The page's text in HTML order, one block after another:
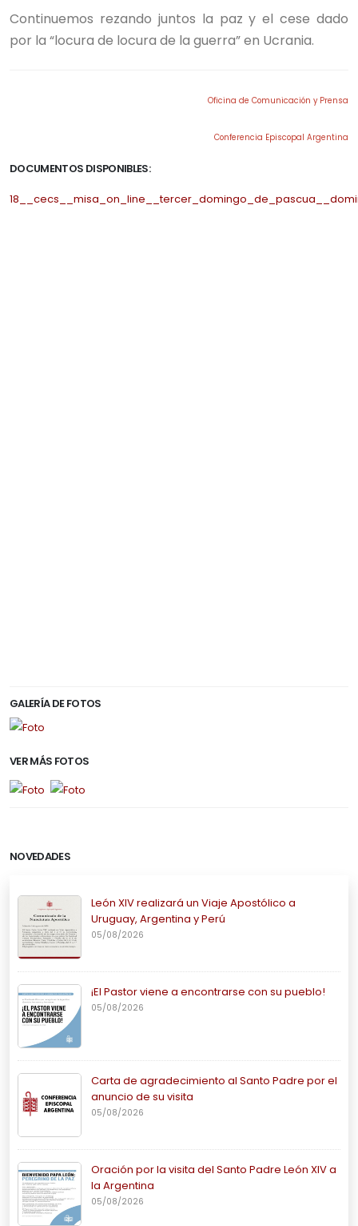
NOVEDADES
León XIV realizará un Viaje Apostólico a
Uruguay, Argentina y Perú
05/08/2026
¡El Pastor viene a encontrarse con su pueblo!
05/08/2026
Carta de agradecimiento al Santo Padre por el
anuncio de su visita
05/08/2026
Oración por la visita del Santo Padre León XIV a
la Argentina
05/08/2026
Continuemos rezando juntos la paz y el cese dado
por la “locura de locura de la guerra” en Ucrania.
Oficina de Comunicación y Prensa
Conferencia Episcopal Argentina
DOCUMENTOS DISPONIBLES:
GALERÍA DE FOTOS
VER MÁS FOTOS